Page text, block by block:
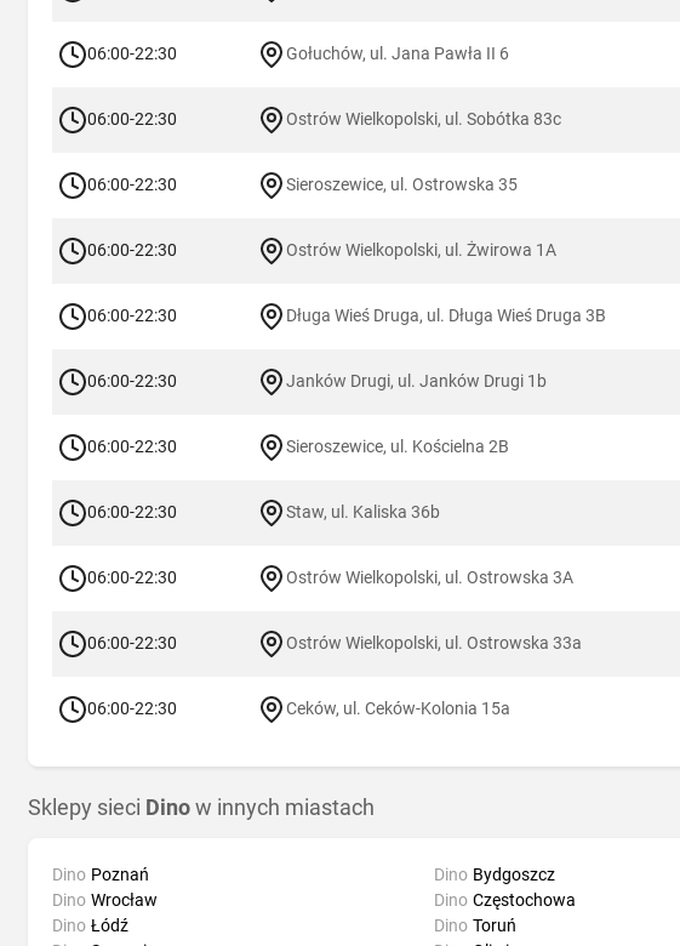
06:00-22:30 Gołuchów, ul. Jana Pawła II 6
06:00-22:30 Ostrów Wielkopolski, ul. Sobótka 83c
06:00-22:30 Sieroszewice, ul. Ostrowska 35
06:00-22:30 Ostrów Wielkopolski, ul. Żwirowa 1A
06:00-22:30 Długa Wieś Druga, ul. Długa Wieś Druga 3B
06:00-22:30 Janków Drugi, ul. Janków Drugi 1b
06:00-22:30 Sieroszewice, ul. Kościelna 2B
06:00-22:30 Staw, ul. Kaliska 36b
06:00-22:30 Ostrów Wielkopolski, ul. Ostrowska 3A
06:00-22:30 Ostrów Wielkopolski, ul. Ostrowska 33a
06:00-22:30 Ceków, ul. Ceków-Kolonia 15a
Sklepy sieci Dino w innych miastach
Dino Poznań
Dino Wrocław
Dino Łódź
Dino Bydgoszcz
Dino Częstochowa
Dino Toruń